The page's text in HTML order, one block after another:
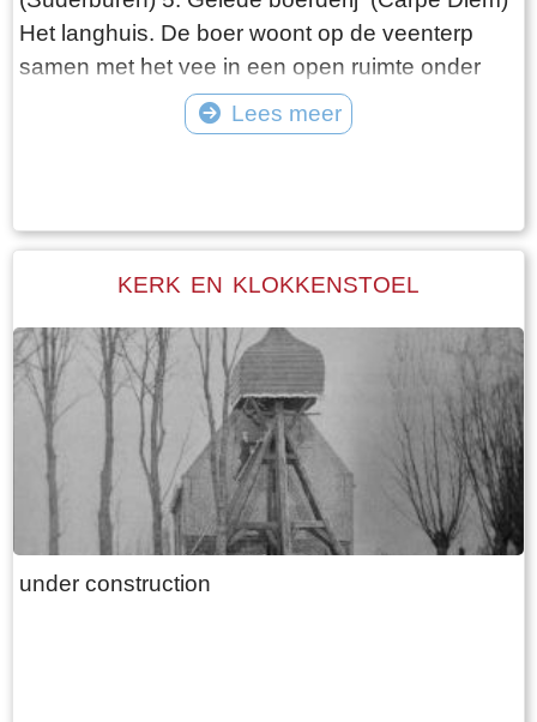
Het langhuis. De boer woont op de veenterp
samen met het vee in een open ruimte onder
één dak. De ontwikkeling van de boerderij gaat
de volgende fase in, als de boer gescheiden
lager is dan het voorhuis. Daarachter de schuur,
naast de boerderij in de hooiberg opgeslagen.
Het laatste langhuis met de bijbehorende
hooiberg in Fryslân staat, volledig
gerestaureerd, in het dorp Warten. Het is als
museum ingericht ( bouwjaar 1725)
Lees meer
KERK EN KLOKKENSTOEL
under construction